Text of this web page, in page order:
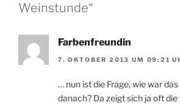
Weinstunde“
Farbenfreundin
7. OKTOBER 2013 UM 09:21
… nun ist die Frage, wie war
danach? Da zeigt sich ja oft